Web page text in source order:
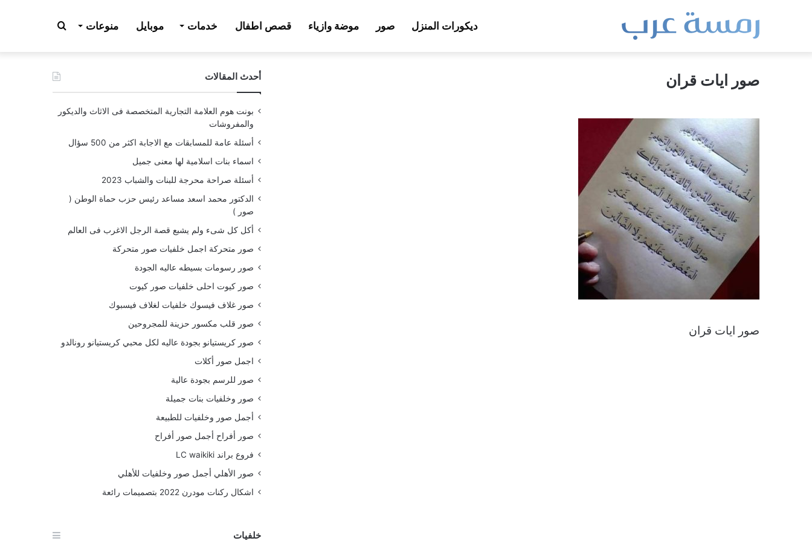
ديكورات المنزل صور موضة وازياء قصص اطفال خدمات موبايل منوعات بحث
عن صور ايات قران
صور ايات قران
أحدث المقالات
بونت هوم العلامة التجارية المتخصصة فى الاثاث والديكور
والمفروشات
أسئلة عامة للمسابقات مع الاجابة اكثر من 500 سؤال
اسماء بنات اسلامية لها معنى جميل
أسئلة صراحة محرجة للبنات والشباب 2023
الدكتور محمد اسعد مساعد رئيس حزب حماة الوطن (
صور )
أكل كل شىء ولم يشبع قصة الرجل الاغرب فى العالم
صور متحركة اجمل خلفيات صور متحركة
صور رسومات بسيطه عاليه الجودة
صور كيوت احلى خلفيات صور كيوت
صور غلاف فيسوك خلفيات لغلاف فيسبوك
صور قلب مكسور حزينة للمجروحين
صور كريستيانو بجودة عاليه لكل محبي كريستيانو رونالدو
اجمل صور أكلات
صور للرسم بجودة عالية
صور وخلفيات بنات جميلة
أجمل صور وخلفيات للطبيعة
صور أفراح أجمل صور أفراح
فروع براند LC waikiki
صور الأهلي أجمل صور وخلفيات للأهلي
اشكال ركنات مودرن 2022 بتصميمات رائعة
خلفيات